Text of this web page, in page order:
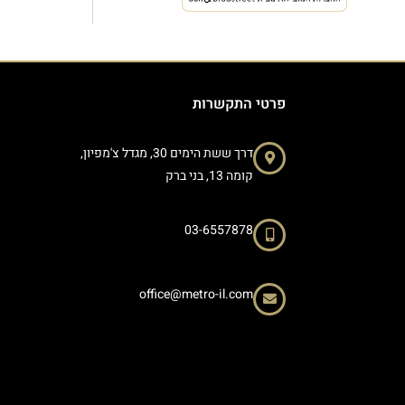
פרטי התקשרות
דרך ששת הימים 30, מגדל צ'מפיון,
קומה 13, בני ברק
03-6557878
office@metro-il.com